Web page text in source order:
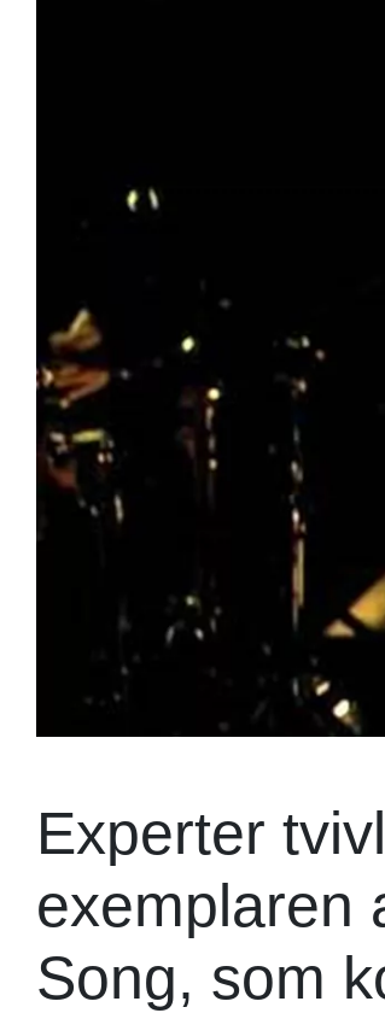
Experter
exemplaren
Song, som